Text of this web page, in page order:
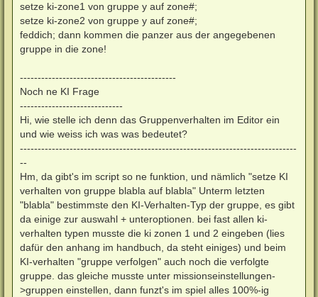
setze ki-zone1 von gruppe y auf zone#;
setze ki-zone2 von gruppe y auf zone#;
feddich; dann kommen die panzer aus der angegebenen
gruppe in die zone!
--------------------------------------------
Noch ne KI Frage
-----------------------------
Hi, wie stelle ich denn das Gruppenverhalten im Editor ein
und wie weiss ich was was bedeutet?
------------------------------------------------------------------------------
--
Hm, da gibt's im script so ne funktion, und nämlich "setze KI
verhalten von gruppe blabla auf blabla" Unterm letzten
"blabla" bestimmste den KI-Verhalten-Typ der gruppe, es gibt
da einige zur auswahl + unteroptionen. bei fast allen ki-
verhalten typen musste die ki zonen 1 und 2 eingeben (lies
dafür den anhang im handbuch, da steht einiges) und beim
KI-verhalten "gruppe verfolgen" auch noch die verfolgte
gruppe. das gleiche musste unter missionseinstellungen-
>gruppen einstellen, dann funzt's im spiel alles 100%-ig